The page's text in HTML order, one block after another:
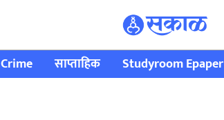
Crime साप्ताहिक Studyroom Epaper